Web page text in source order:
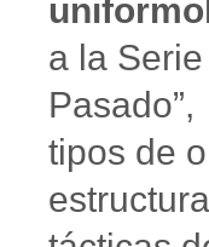
a la
tipos de